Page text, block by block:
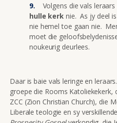
Volgens die vals
hulle kerk nie. As jy deel
nie hemel toe gaan nie.
moet die
noukeurig deurlees.
Daar is baie vals leringe en
groepe die Rooms Katoliekekerk,
ZCC (Zion Christian Church), die
Liberale teologie en sy